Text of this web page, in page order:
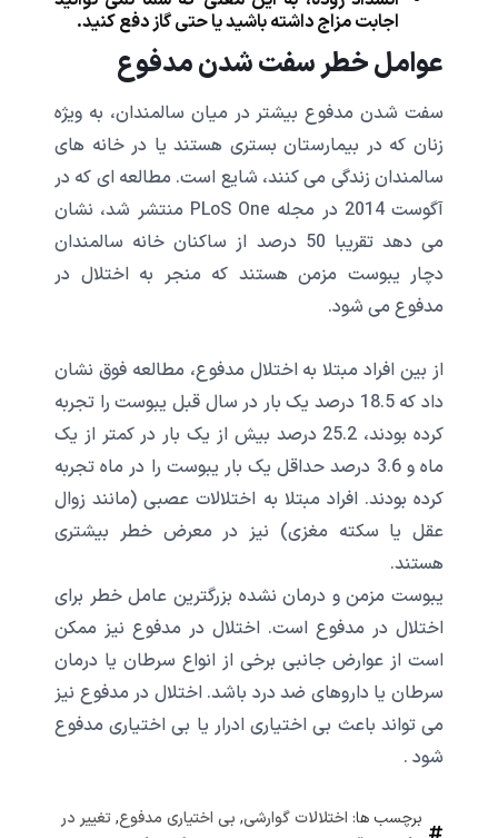
اجابت مزاج داشته باشید یا حتی گاز دفع کنید.
عوامل خطر سفت شدن مدفوع
سفت شدن مدفوع بیشتر در میان سالمندان، به ویژه
زنان که در بیمارستان بستری هستند یا در خانه های
سالمندان زندگی می کنند، شایع است. مطالعه ای که در
آگوست 2014 در مجله PLoS One منتشر شد، نشان
می دهد تقریبا 50 درصد از ساکنان خانه سالمندان
دچار یبوست مزمن هستند که منجر به اختلال در
مدفوع می شود.
از بین افراد مبتلا به اختلال مدفوع، مطالعه فوق نشان
داد که 18.5 درصد یک بار در سال قبل یبوست را تجربه
کرده بودند، 25.2 درصد بیش از یک بار در کمتر از یک
ماه و 3.6 درصد حداقل یک بار یبوست را در ماه تجربه
کرده بودند. افراد مبتلا به اختلالات عصبی (مانند زوال
عقل یا سکته مغزی) نیز در معرض خطر بیشتری
هستند.
یبوست مزمن و درمان نشده بزرگترین عامل خطر برای
اختلال در مدفوع است. اختلال در مدفوع نیز ممکن
است از عوارض جانبی برخی از انواع سرطان یا درمان
سرطان یا داروهای ضد درد باشد. اختلال در مدفوع نیز
می تواند باعث بی اختیاری ادرار یا بی اختیاری مدفوع
شود .
برچسب ها: اختلالات گوارشی, بی اختیاری مدفوع,تغییر در